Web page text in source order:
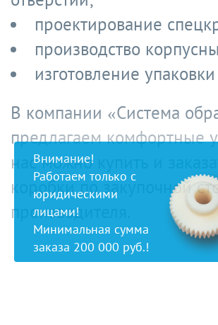
проектирование
производство
изготовление
В компании «Система
предлагаем комфортные
нас можно купить и
коробки по закупочной
производителя.
Внимание!
Работаем только с
юридическими
лицами!
Минимальная сумма
заказа 200 000 руб.!